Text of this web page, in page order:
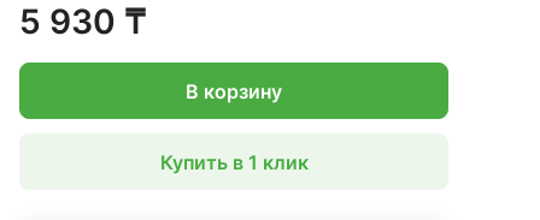
5 930 ₸
В корзину
Купить в 1 клик